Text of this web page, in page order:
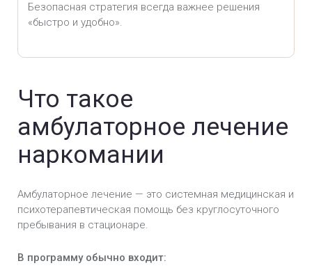
Безопасная стратегия всегда важнее решения
«быстро и удобно».
Что такое
амбулаторное лечение
наркомании
Амбулаторное лечение — это системная медицинская и
психотерапевтическая помощь без круглосуточного
пребывания в стационаре.
В программу обычно входит: